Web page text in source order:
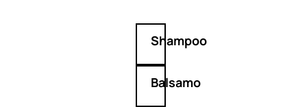
Shampoo
Balsamo